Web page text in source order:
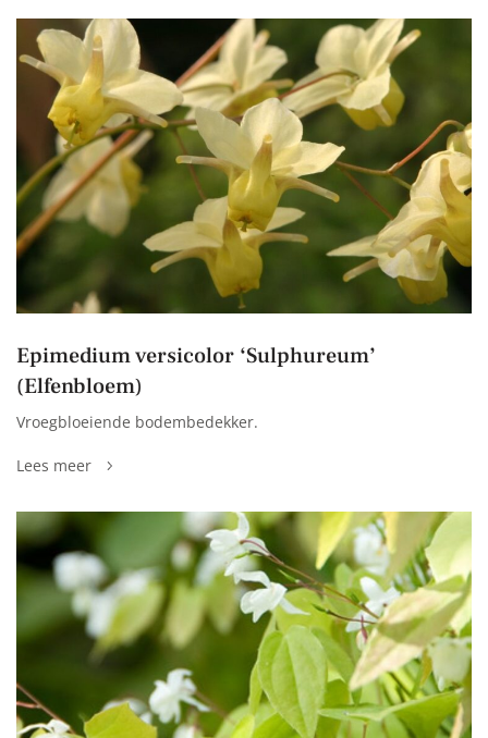
Epimedium versicolor ‘Sulphureum’
(Elfenbloem)
Vroegbloeiende bodembedekker.
Lees meer